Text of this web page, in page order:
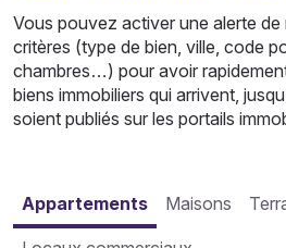
Vous pouvez activer une alerte
critères (type de bien, ville, code
chambres…) pour avoir
biens immobiliers qui arrivent,
soient publiés sur les portails
Appartements Maisons